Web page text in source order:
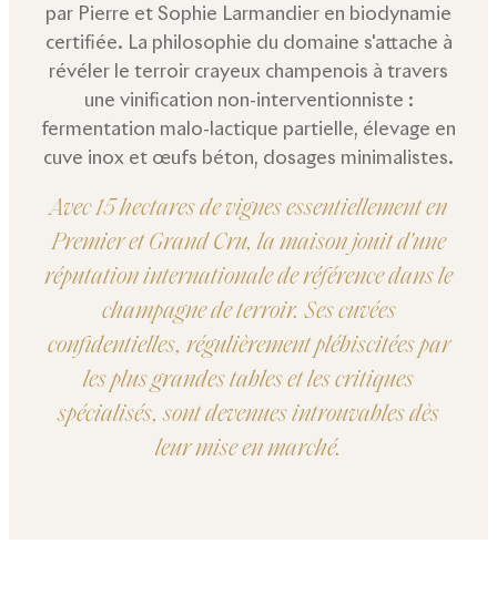
par Pierre et Sophie Larmandier en biodynamie
certifiée. La philosophie du domaine s'attache à
révéler le terroir crayeux champenois à travers
une vinification non-interventionniste :
fermentation malo-lactique partielle, élevage en
cuve inox et œufs béton, dosages minimalistes.
Avec 15 hectares de vignes essentiellement en
Premier et Grand Cru, la maison jouit d'une
réputation internationale de référence dans le
champagne de terroir. Ses cuvées
confidentielles, régulièrement plébiscitées par
les plus grandes tables et les critiques
spécialisés, sont devenues introuvables dès
leur mise en marché.